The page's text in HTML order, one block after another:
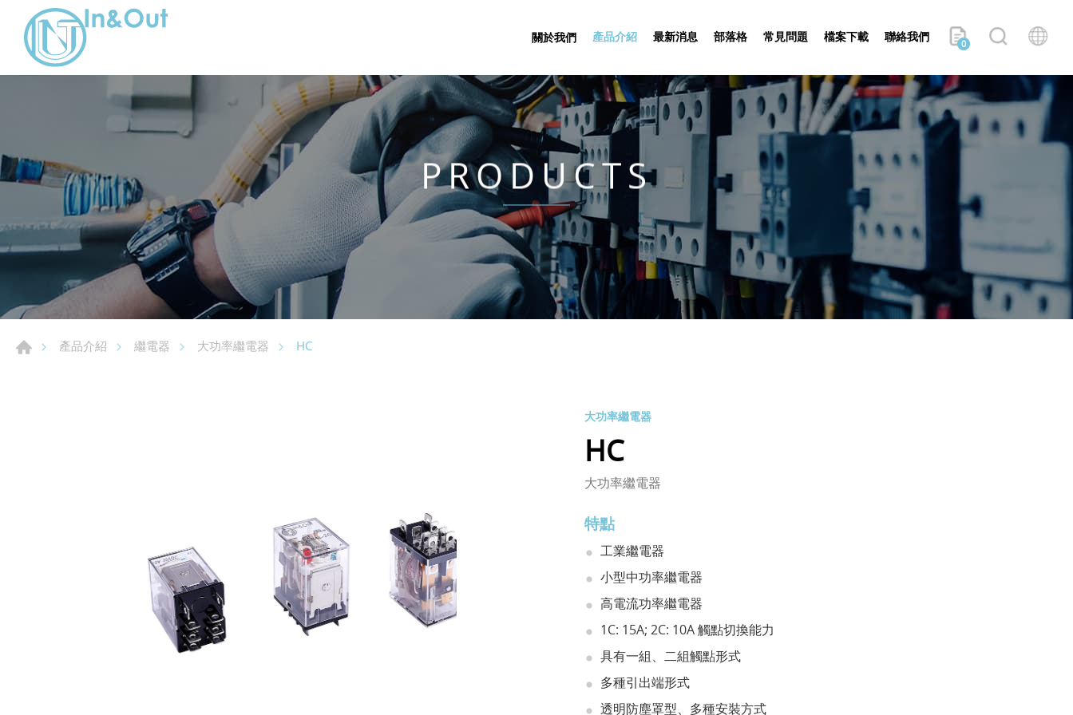
關於我們 產品介紹 最新消息 部落格 常見問題 檔案下載 聯絡我們 0
PRODUCTS
產品介紹 繼電器 大功率繼電器 HC
大功率繼電器
HC
大功率繼電器
特點
工業繼電器
小型中功率繼電器
高電流功率繼電器
1C: 15A; 2C: 10A 觸點切換能力
具有一組、二組觸點形式
多種引出端形式
透明防塵罩型、多種安裝方式